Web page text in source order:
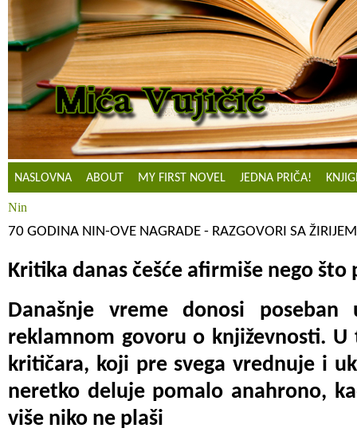
NASLOVNA ABOUT MY FIRST NOVEL JEDNA PRIČA!
Nin
70 GODINA NIN-OVE NAGRADE - RAZGOVORI SA
Kritika danas češće afirmiše nego što
Današnje vreme donosi
reklamnom govoru o književnosti.
kritičara, koji pre svega vrednuje i
neretko deluje pomalo anahrono,
više niko ne plaši